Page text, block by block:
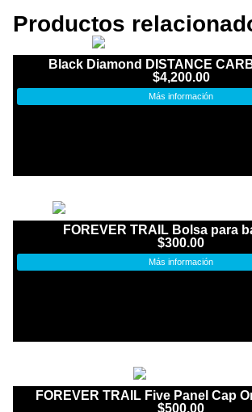
Productos
Black Diamond DISTANCE
$4,200.00
Más información
FOREVER TRAIL Bolsa para
$300.00
Más información
FOREVER TRAIL Five Panel Cap
$500.00